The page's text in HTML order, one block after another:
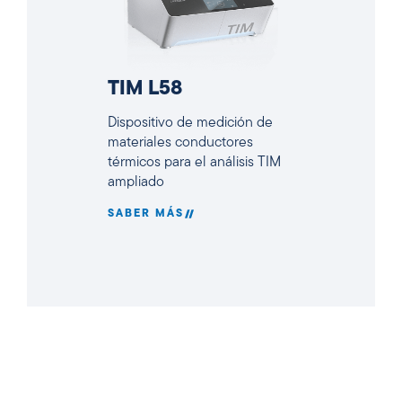
TIM L58
Dispositivo de medición de
materiales conductores
térmicos para el análisis TIM
ampliado
SABER MÁS